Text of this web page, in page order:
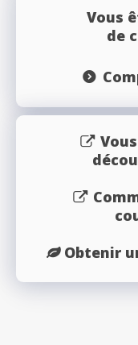
Vous
de
Obtenir